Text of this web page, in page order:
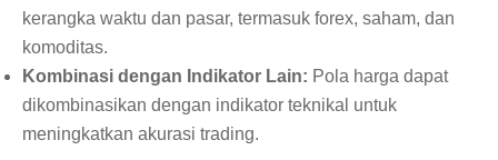
kerangka waktu dan pasar, termasuk forex, saham, dan
komoditas.
Kombinasi dengan Indikator Lain: Pola harga dapat
dikombinasikan dengan indikator teknikal untuk
meningkatkan akurasi trading.